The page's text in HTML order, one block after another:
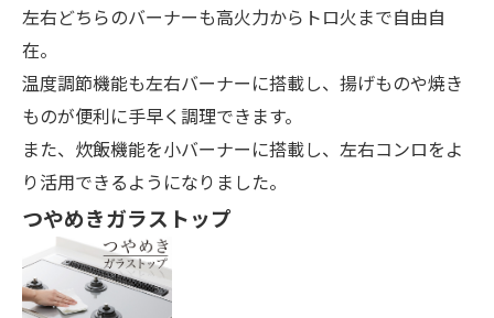
左右どちらのバーナーも高火力からトロ火まで自由自
在。
温度調節機能も左右バーナーに搭載し、揚げものや焼き
ものが便利に手早く調理できます。
また、炊飯機能を小バーナーに搭載し、左右コンロをよ
り活用できるようになりました。
つやめきガラストップ